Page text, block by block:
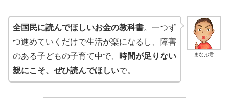
まなぶ君
全国民に読んでほしいお金の教科書。一つず
つ進めていくだけで生活が楽になるし、障害
のある子どもの子育て中で、
時間が足りない
親にこそ、ぜひ読んでほしいで。